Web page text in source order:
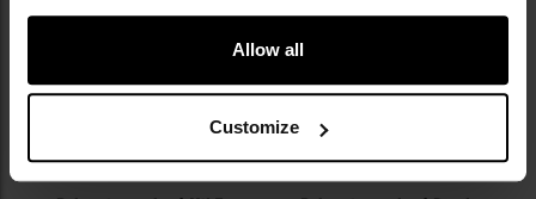
Allow all
Customize